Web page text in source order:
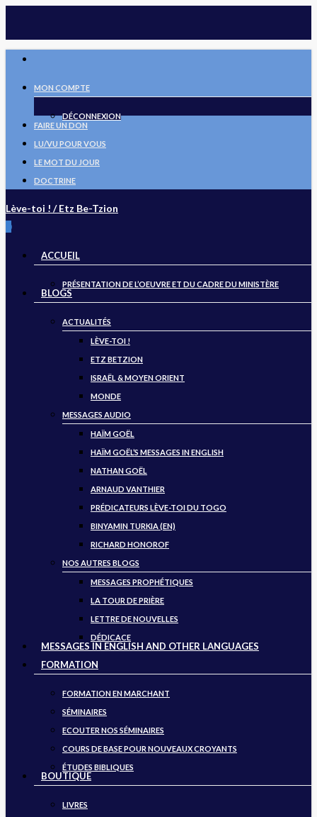
main
FACEBOOK
MON COMPTE
DÉCONNEXION
FAIRE UN DON
LU/VU POUR VOUS
LE MOT DU JOUR
DOCTRINE
Lève-toi ! / Etz Be-Tzion
search
ACCUEIL
PRÉSENTATION DE L’OEUVRE ET DU CADRE DU MINISTÈRE
BLOGS
ACTUALITÉS
LÈVE-TOI !
ETZ BETZION
ISRAËL & MOYEN ORIENT
MONDE
MESSAGES AUDIO
HAÏM GOËL
HAÏM GOËL’S MESSAGES IN ENGLISH
NATHAN GOËL
ARNAUD VANTHIER
PRÉDICATEURS LÈVE-TOI DU TOGO
BINYAMIN TURKIA (EN)
RICHARD HONOROF
NOS AUTRES BLOGS
MESSAGES PROPHÉTIQUES
LA TOUR DE PRIÈRE
LETTRE DE NOUVELLES
DÉDICACE
MESSAGES IN ENGLISH AND OTHER LANGUAGES
FORMATION
FORMATION EN MARCHANT
SÉMINAIRES
ECOUTER NOS SÉMINAIRES
COURS DE BASE POUR NOUVEAUX CROYANTS
ÉTUDES BIBLIQUES
BOUTIQUE
LIVRES